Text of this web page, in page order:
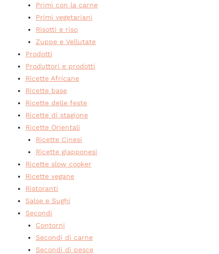
Primi con la carne
Primi vegetariani
Risotti e riso
Zuppe e Vellutate
Prodotti
Produttori e prodotti
Ricette Africane
Ricette base
Ricette delle feste
Ricette di stagione
Ricette Orientali
Ricette Cinesi
Ricette giapponesi
Ricette slow cooker
Ricette vegane
Ristoranti
Salse e Sughi
Secondi
Contorni
Secondi di carne
Secondi di pesce